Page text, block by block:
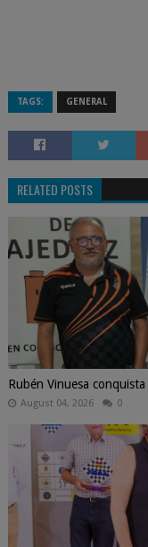
TAGS: GENERAL
RELATED POSTS
Rubén Vinuesa
August 04, 2026 0